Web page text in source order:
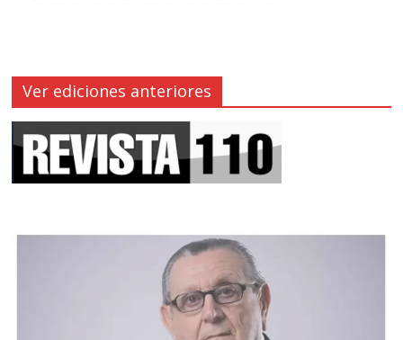
Ver ediciones anteriores